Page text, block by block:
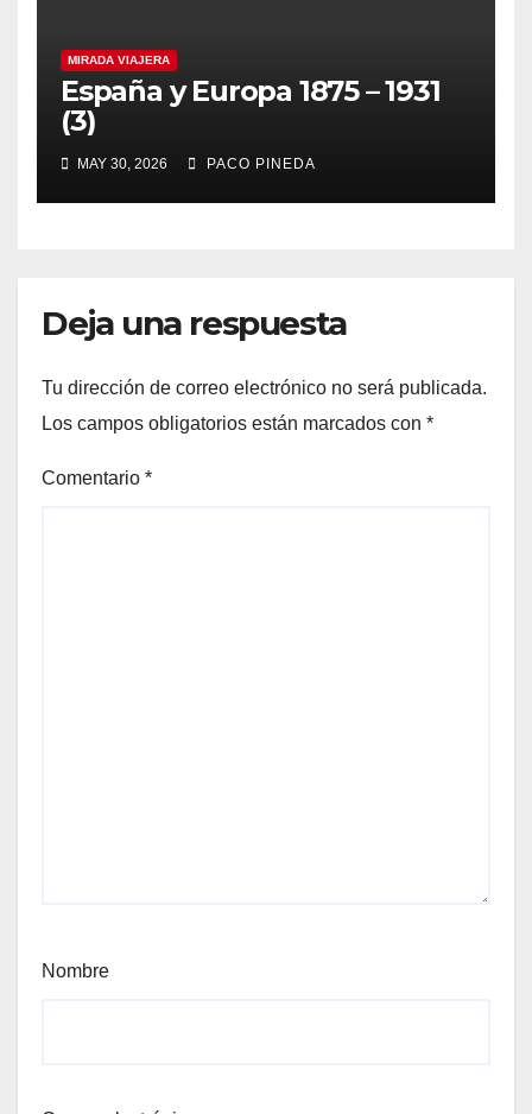
MIRADA VIAJERA
España y Europa 1875 – 1931
(3)
MAY 30, 2026 PACO PINEDA
Deja una respuesta
Tu dirección de correo electrónico no será publicada.
Los campos obligatorios están marcados con *
Comentario *
Nombre